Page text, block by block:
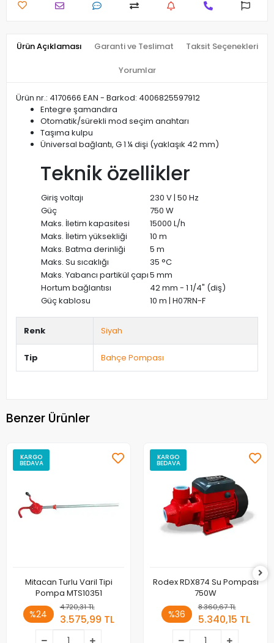
Ürün Açıklaması Garanti ve Teslimat Taksit Seçenekleri
Yorumlar
Ürün nr.: 4170666 EAN - Barkod: 4006825597912
Entegre şamandıra
Otomatik/sürekli mod seçim anahtarı
Taşıma kulpu
Üniversal bağlantı, G 1 ¼ dişi (yaklaşık 42 mm)
Teknik özellikler
Giriş voltajı
230 V | 50 Hz
Güç
750 W
Maks. İletim kapasitesi
15000 L/h
Maks. İletim yüksekliği
10 m
Maks. Batma derinliği
5 m
Maks. Su sıcaklığı
35 °C
Maks. Yabancı partikül çapı5 mm
Hortum bağlantısı
42 mm - 1 1/4" (diş)
Güç kablosu
10 m | H07RN-F
Renk Siyah
Tip Bahçe Pompası
Benzer Ürünler
KARGO
BEDAVA
Mitacan Turlu Varil Tipi
Pompa MTS10351
%24
4.720,31 TL
3.575,99 TL
KARGO
BEDAVA
Rodex RDX874 Su Pompası
750W
%36
8.360,67 TL
5.340,15 TL